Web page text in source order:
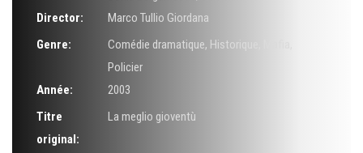
Director:
Marco Tullio Giordana
Genre:
Comédie dramatique, Historique
Policier
Année:
2003
Titre
original:
La meglio gioventù